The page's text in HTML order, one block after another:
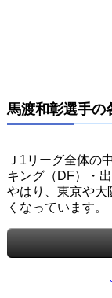
馬渡和彰選手の
Ｊ1リーグ全体の
キング（DF）・
やはり、東京や大
くなっています。